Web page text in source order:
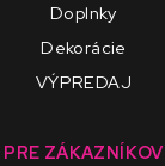
Doplnky
Dekorácie
VÝPREDAJ
PRE ZÁKAZNÍKOV